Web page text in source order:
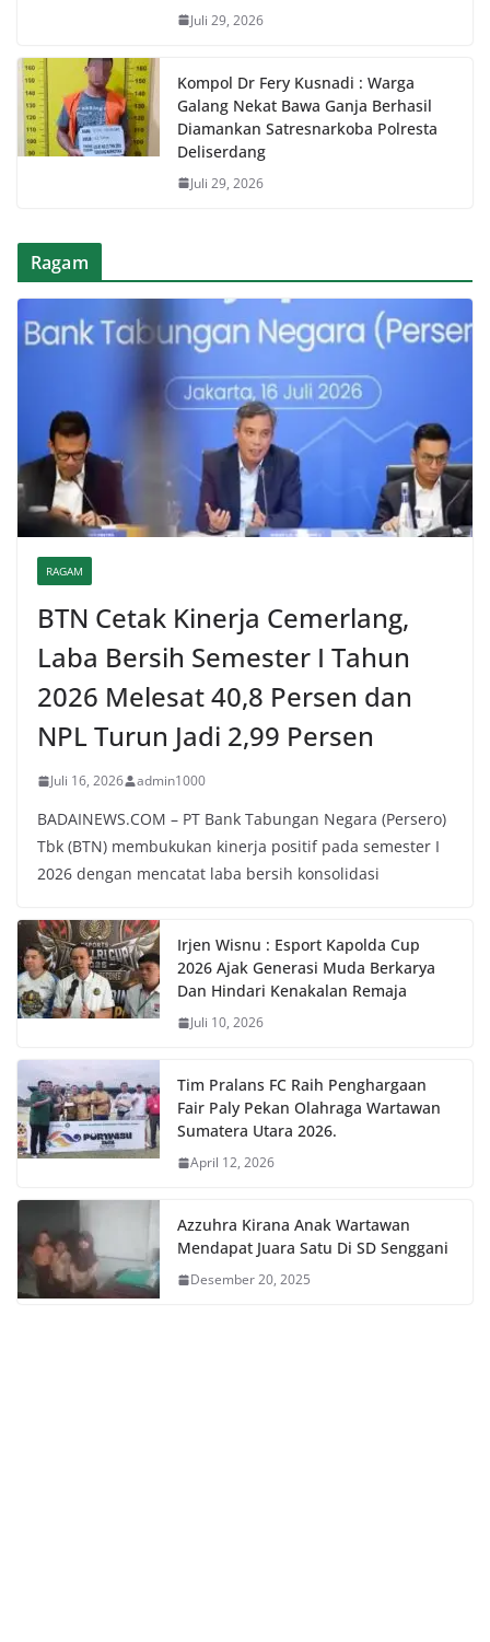
Juli 29, 2026
Kompol Dr Fery Kusnadi : Warga
Galang Nekat Bawa Ganja Berhasil
Diamankan Satresnarkoba Polresta
Deliserdang
Juli 29, 2026
Ragam
RAGAM
BTN Cetak Kinerja Cemerlang,
Laba Bersih Semester I Tahun
2026 Melesat 40,8 Persen dan
NPL Turun Jadi 2,99 Persen
Juli 16, 2026 admin1000
BADAINEWS.COM – PT Bank Tabungan Negara (Persero)
Tbk (BTN) membukukan kinerja positif pada semester I
2026 dengan mencatat laba bersih konsolidasi
Irjen Wisnu : Esport Kapolda Cup
2026 Ajak Generasi Muda Berkarya
Dan Hindari Kenakalan Remaja
Juli 10, 2026
Tim Pralans FC Raih Penghargaan
Fair Paly Pekan Olahraga Wartawan
Sumatera Utara 2026.
April 12, 2026
Azzuhra Kirana Anak Wartawan
Mendapat Juara Satu Di SD Senggani
Desember 20, 2025